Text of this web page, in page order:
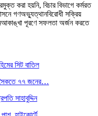
করা হয়নি, বিচার বিভাগে কর্মরত
গণঅভ্যুত্থানবিরোধী সক্রিয়
পূরণে সফলতা অর্জন করতে
সিট বাতিল
সৈকতে ৭৭ জনের…
সাহাবুদ্দিন